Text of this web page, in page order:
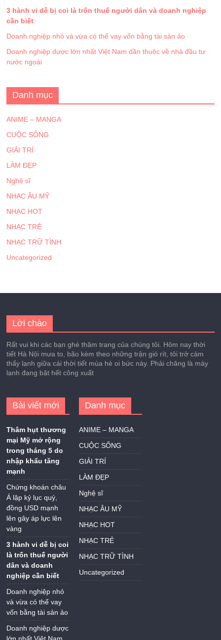
3 hành vi dễ bị coi là trốn thuế người dân và doanh nghiệp
cần biết
Doanh nghiệp nhỏ và vừa có thể vay vốn bằng tài sản ảo
Doanh nghiệp dược lớn nhất Việt Nam dần thuộc về nhà đầu tư
nước ngoài
Danh mục
ANIME – MANGA
CUỘC SỐNG
GIẢI TRÍ
LÀM ĐẸP
Nghệ sĩ
NHẠC ÂU MỸ
NHẠC HOT
NHẠC TRẺ
NHẠC TRỮ TÌNH
Uncategorized
Lời chào
Rất vui khi các bạn ghé thăm trang của chúng tôi. Hôm nay thời
tiết Hà Nội mưa to, bão kèm theo những trận gió rít, tôi trở cảm
thấy lạnh giữa cái thời tiết mùa hè oi bức này. Phải chăng là máy
lạnh đang bật hết công xuất
Bài viết mới
Thâm hụt thương
mại Mỹ mở rộng
trong tháng 5 do
nhập khẩu tăng
mạnh
Chứng khoán châu
Á lập kỷ lục quý,
đồng USD mạnh
lên gây áp lực lên
vàng
3 hành vi dễ bị coi
là trốn thuế người
dân và doanh
nghiệp cần biết
Doanh nghiệp nhỏ
và vừa có thể vay
vốn bằng tài sản ảo
Doanh nghiệp dược
Danh mục
ANIME – MANGA
CUỘC SỐNG
GIẢI TRÍ
LÀM ĐẸP
Nghệ sĩ
NHẠC ÂU MỸ
NHẠC HOT
NHẠC TRẺ
NHẠC TRỮ TÌNH
Uncategorized